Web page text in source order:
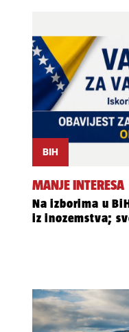
BIH
MANJE INTERESA
Na izborima u
iz inozemstva;